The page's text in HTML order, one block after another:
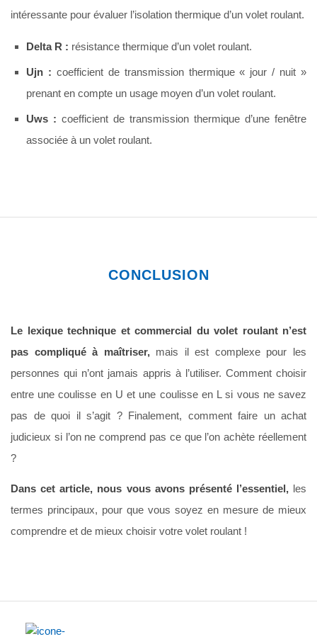
intéressante pour évaluer l’isolation thermique d’un volet roulant.
Delta R : résistance thermique d’un volet roulant.
Ujn : coefficient de transmission thermique « jour / nuit »
prenant en compte un usage moyen d’un volet roulant.
Uws : coefficient de transmission thermique d’une fenêtre
associée à un volet roulant.
CONCLUSION
Le lexique technique et commercial du volet roulant n’est
pas compliqué à maîtriser,mais il est complexe pour les
personnes qui n’ont jamais appris à l’utiliser. Comment choisir
entre une coulisse en U et une coulisse en L si vous ne savez
pas de quoi il s’agit ? Finalement, comment faire un achat
judicieux si l’on ne comprend pas ce que l’on achète réellement
?
Dans cet article, nous vous avons présenté l’essentiel,les
termes principaux, pour que vous soyez en mesure de mieux
comprendre et de mieux choisir votre volet roulant !